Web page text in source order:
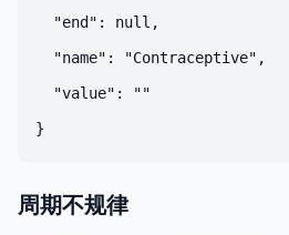
  "end": null,
  "name": "Contraceptive",
  "value": ""
周期不规律